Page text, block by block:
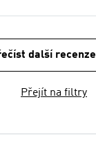
další recenze
Přejít na filtry